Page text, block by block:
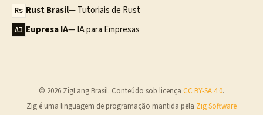
Rs Rust Brasil— Tutoriais de Rust
AI Eupresa IA— IA para Empresas
© 2026 ZigLang Brasil. Conteúdo sob licença CC BY-SA 4.0.
Zig é uma linguagem de programação mantida pela Zig Software